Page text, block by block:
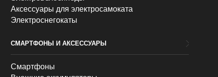
Аксессуары для электросамоката
Электроснегокаты
СМАРТФОНЫ И АКСЕССУАРЫ
Смартфоны